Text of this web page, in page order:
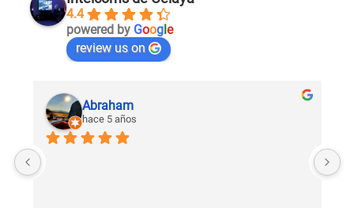
4.4
powered by Google
review us on
Abraham
hace 5 años